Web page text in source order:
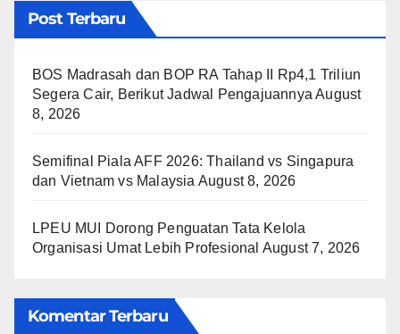
Post Terbaru
BOS Madrasah dan BOP RA Tahap II Rp4,1 Triliun
Segera Cair, Berikut Jadwal Pengajuannya August
8, 2026
Semifinal Piala AFF 2026: Thailand vs Singapura
dan Vietnam vs Malaysia August 8, 2026
LPEU MUI Dorong Penguatan Tata Kelola
Organisasi Umat Lebih Profesional August 7, 2026
Komentar Terbaru